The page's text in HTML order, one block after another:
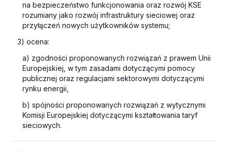
na bezpieczeństwo funkcjonowania oraz rozwój KSE
rozumiany jako rozwój infrastruktury sieciowej oraz
przyłączeń nowych użytkowników systemu;
3) ocena:
a) zgodności proponowanych rozwiązań z prawem Unii
Europejskiej, w tym zasadami dotyczącymi pomocy
publicznej oraz regulacjami sektorowymi dotyczącymi
rynku energii,
b) spójności proponowanych rozwiązań z wytycznymi
Komisji Europejskiej dotyczącymi kształtowania taryf
sieciowych.